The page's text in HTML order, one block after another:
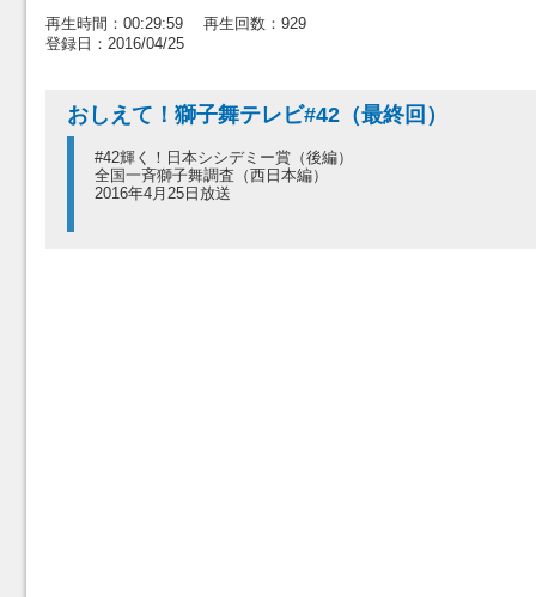
再生時間：00:29:59 再生回数：929
登録日：2016/04/25
おしえて！獅子舞テレビ#42（最終回）
#42輝く！日本シシデミー賞（後編）
全国一斉獅子舞調査（西日本編）
2016年4月25日放送